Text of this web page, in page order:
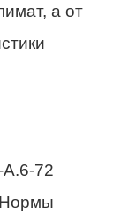
а от
72
Нормы